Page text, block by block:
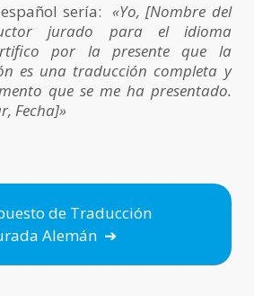
sería:«Yo, [Nombre del
jurado para el idioma
por la presente que la
es una traducción completa y
que se me ha presentado.
Fecha]»
de Traducción
Alemán ➔